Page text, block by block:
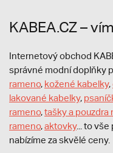
KABEA.CZ –
Internetový obchod
správné modní doplňky
rameno, kožené kabelky,
lakované kabelky,
rameno,tašky a pouzdra
rameno,aktovky... to vše
nabízíme za skvělé ceny.